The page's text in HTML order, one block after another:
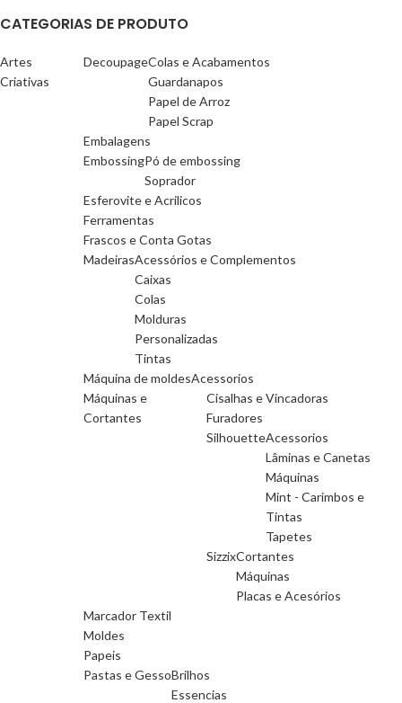
CATEGORIAS DE PRODUTO
Artes
Criativas
DecoupageColas e Acabamentos
Guardanapos
Papel de Arroz
Papel Scrap
Embalagens
EmbossingPó de embossing
Soprador
Esferovite e Acrilicos
Ferramentas
Frascos e Conta Gotas
MadeirasAcessórios e Complementos
Caixas
Colas
Molduras
Personalizadas
Tintas
Máquina de moldesAcessorios
Máquinas e
Cortantes
Cisalhas e Vincadoras
Furadores
SilhouetteAcessorios
Lâminas e Canetas
Máquinas
Mint - Carimbos e
Tintas
Tapetes
SizzixCortantes
Máquinas
Placas e Acesórios
Marcador Textil
Moldes
Papeis
Pastas e GessoBrilhos
Essencias